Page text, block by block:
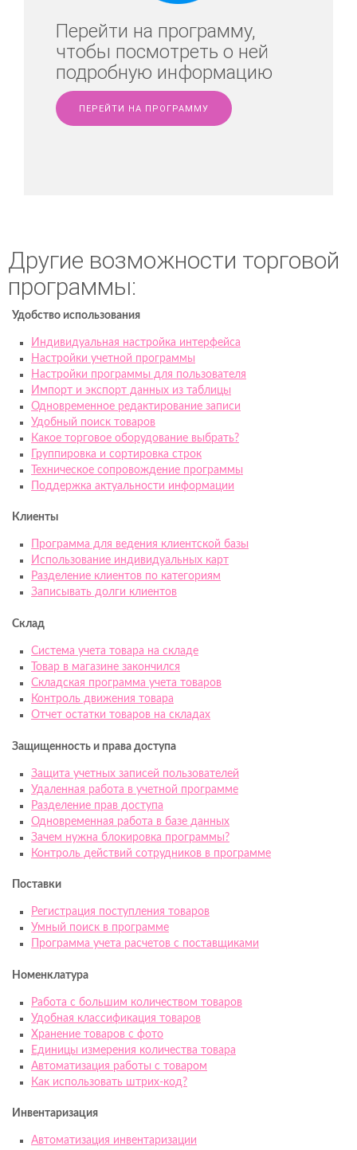
Перейти на программу,
чтобы посмотреть о ней
подробную информацию
ПЕРЕЙТИ НА ПРОГРАММУ
Другие возможности торговой
программы:
Удобство использования
Индивидуальная настройка интерфейса
Настройки учетной программы
Настройки программы для пользователя
Импорт и экспорт данных из таблицы
Одновременное редактирование записи
Удобный поиск товаров
Какое торговое оборудование выбрать?
Группировка и сортировка строк
Техническое сопровождение программы
Поддержка актуальности информации
Клиенты
Программа для ведения клиентской базы
Использование индивидуальных карт
Разделение клиентов по категориям
Записывать долги клиентов
Склад
Система учета товара на складе
Товар в магазине закончился
Складская программа учета товаров
Контроль движения товара
Отчет остатки товаров на складах
Защищенность и права доступа
Защита учетных записей пользователей
Удаленная работа в учетной программе
Разделение прав доступа
Одновременная работа в базе данных
Зачем нужна блокировка программы?
Контроль действий сотрудников в программе
Поставки
Регистрация поступления товаров
Умный поиск в программе
Программа учета расчетов с поставщиками
Номенклатура
Работа с большим количеством товаров
Удобная классификация товаров
Хранение товаров с фото
Единицы измерения количества товара
Автоматизация работы с товаром
Как использовать штрих-код?
Инвентаризация
Автоматизация инвентаризации